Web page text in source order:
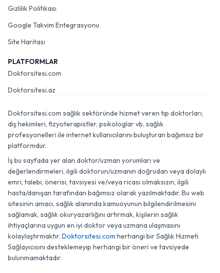
Gizlilik Politikası
Google Takvim Entegrasyonu
Site Haritası
PLATFORMLAR
Doktorsitesi.com
Doktorsitesi.az
Doktorsitesi.com sağlık sektöründe hizmet veren tıp doktorları,
diş hekimleri, fizyoterapistler, psikologlar vb. sağlık
profesyonelleri ile internet kullanıcılarını buluşturan bağımsız bir
platformdur.
İş bu sayfada yer alan doktor/uzman yorumları ve
değerlendirmeleri, ilgili doktorun/uzmanın doğrudan veya dolaylı
emri, talebi, önerisi, tavsiyesi ve/veya ricası olmaksızın, ilgili
hasta/danışan tarafından bağımsız olarak yazılmaktadır. Bu web
sitesinin amacı, sağlık alanında kamuoyunun bilgilendirilmesini
sağlamak, sağlık okuryazarlığını artırmak, kişilerin sağlık
ihtiyaçlarına uygun en iyi doktor veya uzmana ulaşmasını
kolaylaştırmaktır. Doktorsitesi.com herhangi bir Sağlık Hizmeti
Sağlayıcısını desteklemeyip herhangi bir öneri ve tavsiyede
bulunmamaktadır.